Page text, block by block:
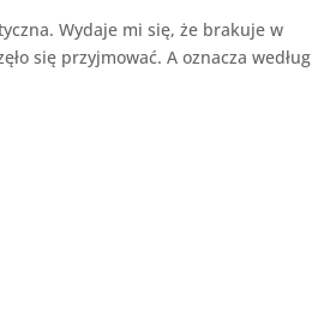
Wydaje mi się, że brakuje w
się przyjmować. A oznacza według